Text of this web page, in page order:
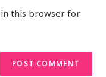
in this browser for